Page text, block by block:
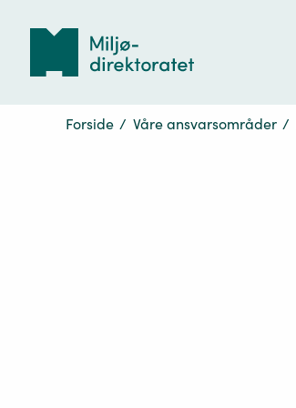
Forside / Våre ansvarsområder /